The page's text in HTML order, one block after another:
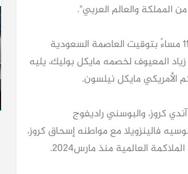
المملكة والعالم العربي".
يذكر أن النزال المرتقب، الذي سيبدأ عند الساعة 11:30 مساءً بتوقيت العاصمة السعودية
المعيوف لخصمه مايكل بوليك، يليه
الأمريكي مايكل نيلسون.
كروز، والبوسني راديفوج
فالينزويلا مع مواطنه إسحاق كروز،
العالمية منذ مارس2024.